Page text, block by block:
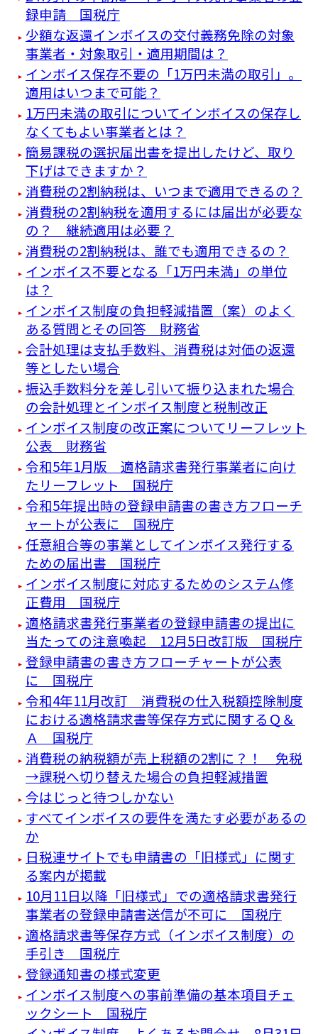
録申請 国税庁
少額な返還インボイスの交付義務免除の対象
事業者・対象取引・適用期間は？
インボイス保存不要の「1万円未満の取引」。
適用はいつまで可能？
1万円未満の取引についてインボイスの保存し
なくてもよい事業者とは？
簡易課税の選択届出書を提出したけど、取り
下げはできますか？
消費税の2割納税は、いつまで適用できるの？
消費税の2割納税を適用するには届出が必要な
の？ 継続適用は必要？
消費税の2割納税は、誰でも適用できるの？
インボイス不要となる「1万円未満」の単位
は？
インボイス制度の負担軽減措置（案）のよく
ある質問とその回答 財務省
会計処理は支払手数料、消費税は対価の返還
等としたい場合
振込手数料分を差し引いて振り込まれた場合
の会計処理とインボイス制度と税制改正
インボイス制度の改正案についてリーフレット
公表 財務省
令和5年1月版 適格請求書発行事業者に向け
たリーフレット 国税庁
令和5年提出時の登録申請書の書き方フローチ
ャートが公表に 国税庁
任意組合等の事業としてインボイス発行する
ための届出書 国税庁
インボイス制度に対応するためのシステム修
正費用 国税庁
適格請求書発行事業者の登録申請書の提出に
当たっての注意喚起 12月5日改訂版 国税庁
登録申請書の書き方フローチャートが公表
に 国税庁
令和4年11月改訂 消費税の仕入税額控除制度
における適格請求書等保存方式に関するＱ＆
Ａ 国税庁
消費税の納税額が売上税額の2割に？！ 免税
→課税へ切り替えた場合の負担軽減措置
今はじっと待つしかない
すべてインボイスの要件を満たす必要があるの
か
日税連サイトでも申請書の「旧様式」に関す
る案内が掲載
10月11日以降「旧様式」での適格請求書発行
事業者の登録申請書送信が不可に 国税庁
適格請求書等保存方式（インボイス制度）の
手引き 国税庁
登録通知書の様式変更
インボイス制度への事前準備の基本項目チェ
ックシート 国税庁